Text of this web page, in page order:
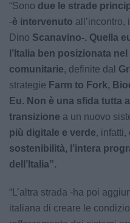
“Sono due le strade
-è intervenuto
Dino Scanavino-. Quella
l’Italia ben posizionata
comunitarie, definite dal
strategie Farm to Fork,
Eu. Non è una sfida tutta
transizione a un nuovo
più digitale e verde, infatti,
sostenibilità, l’intera
dell’Italia”.
“L’altra strada -ha poi
italiana di creare le